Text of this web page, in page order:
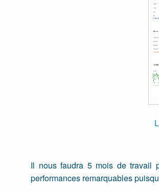
Il nous faudra 5 mois de travail
performances remarquables